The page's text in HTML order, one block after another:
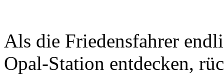
Als die Friedensfahrer
Opal-Station entdecken,